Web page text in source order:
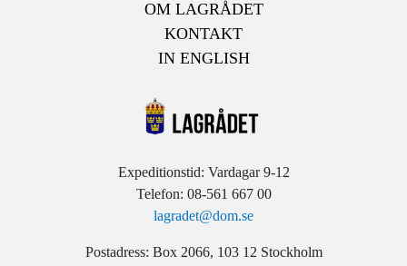
OM LAGRÅDET
KONTAKT
IN ENGLISH
Expeditionstid: Vardagar 9-12
Telefon: 08-561 667 00
lagradet@dom.se
Postadress: Box 2066, 103 12 Stockholm